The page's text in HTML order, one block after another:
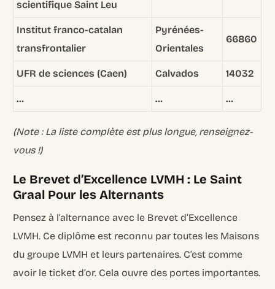
scientifique Saint Leu
Institut franco-catalan
transfrontalier
Pyrénées-
Orientales
66860
UFR de sciences (Caen) Calvados 14032
… … …
(Note : La liste complète est plus longue, renseignez-
vous !)
Le Brevet d’Excellence LVMH : Le Saint
Graal Pour les Alternants
Pensez à l’alternance avec le Brevet d’Excellence
LVMH. Ce diplôme est reconnu par toutes les Maisons
du groupe LVMH et leurs partenaires. C’est comme
avoir le ticket d’or. Cela ouvre des portes importantes.